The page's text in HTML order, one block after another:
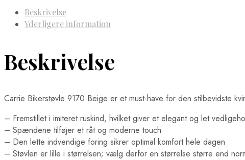
Beskrivelse
Yderligere information
Beskrivelse
Carrie Bikerstøvle 9170 Beige er et must-have for den stilbevidste
– Fremstillet i imiteret ruskind, hvilket giver et elegant og let
– Spændene tilføjer et råt og moderne touch
– Den lette indvendige foring sikrer optimal komfort hele dagen
– Støvlen er lille i størrelsen; vælg derfor en størrelse større end